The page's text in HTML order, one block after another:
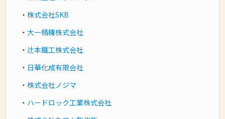
・株式会社SKB
・大一精機株式会社
・ 辻本鐵工株式会社
・ 日華化成有限会社
・株式会社ノジマ
・ ハードロック工業株式会社